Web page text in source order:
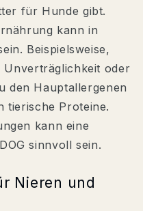
für Hunde gibt.
kann in
Beispielsweise,
Unverträglichkeit oder
den Hauptallergenen
tierische Proteine.
kann eine
sinnvoll sein.
Nieren und